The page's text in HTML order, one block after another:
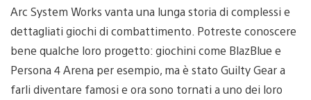
Arc System Works vanta una lunga storia di complessi e
dettagliati giochi di combattimento. Potreste conoscere
bene qualche loro progetto: giochini come BlazBlue e
Persona 4 Arena per esempio, ma è stato Guilty Gear a
farli diventare famosi e ora sono tornati a uno dei loro